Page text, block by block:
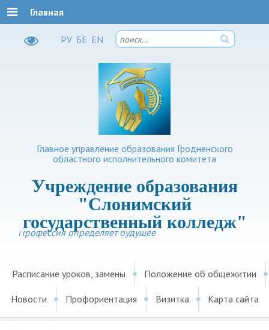
РУ БЕ EN
Главное управление образования Гродненского
областного исполнительного комитета
Учреждение образования
"Слонимский
государственный колледж"
Профессия определяет будущее
Главная
Расписание уроков, замены Положение об общежитии
Новости Профориентация Визитка Карта сайта